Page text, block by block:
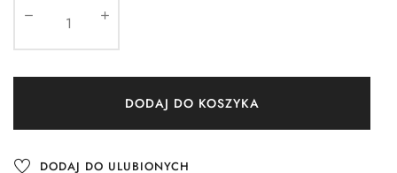
DODAJ DO KOSZYKA
DODAJ DO ULUBIONYCH